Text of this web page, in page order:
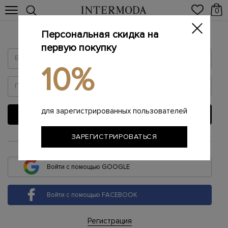
0
Войти
ВОЙТИ
или
Войти с помощью GOOGLE
Войти с помощью FACEBOOK
Регистрация
Персональная скидка на
первую покупку
10%
для зарегистрированных пользователей
ЗАРЕГИСТРИРОВАТЬСЯ